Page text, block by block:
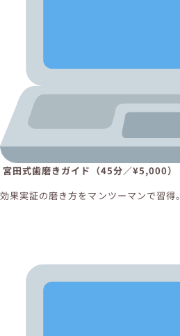
宮田式歯磨きガイド（45分／¥5,000）
効果実証の磨き方をマンツーマンで習得。